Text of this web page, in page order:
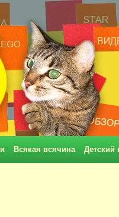
Всякая всячина Детский